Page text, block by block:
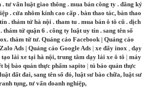
. tư vấn luật giao thông . mua bán công ty. đăng ký
. cửa nhôm kính cao cấp . bàn thao tác, bàn thao
. thám tử hà nội. tham tu. mua bán ô tô cũ. dịch
. thám tử quận 6 . công ty luật uy tín . sang tên sổ
. thám tử tư. Quảng cáo Facebook| Quảng cáo
Ads | Quảng cáo Google Ads | xe đẩy inox , dạy
tạo lái xe tại hà nội, trung tâm dạy lái xe ô tô | máy
bị bảo quản thực phẩm sapito | tủ bảo quản thực
đất đai, sang tên sổ đỏ, luật sư bào chữa, luật sư
tụng, tư vấn doanh nghiệp,